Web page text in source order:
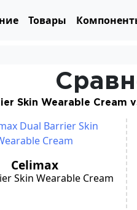
Товары
Skin Wearable Cream
Celimax
Skin Wearable Cream